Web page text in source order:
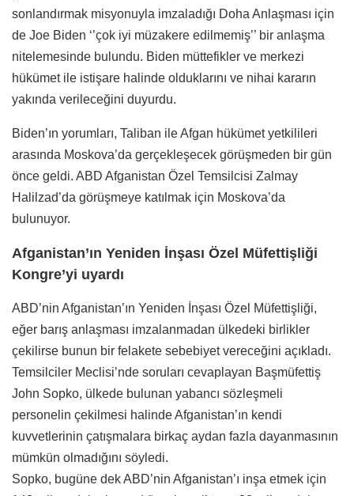
sonlandırmak misyonuyla imzaladığı Doha Anlaşması için
de Joe Biden ‘’çok iyi müzakere edilmemiş’’ bir anlaşma
nitelemesinde bulundu. Biden müttefikler ve merkezi
hükümet ile istişare halinde olduklarını ve nihai kararın
yakında verileceğini duyurdu.
Biden’ın yorumları, Taliban ile Afgan hükümet yetkilileri
arasında Moskova’da gerçekleşecek görüşmeden bir gün
önce geldi. ABD Afganistan Özel Temsilcisi Zalmay
Halilzad’da görüşmeye katılmak için Moskova’da
bulunuyor.
Afganistan’ın Yeniden İnşası Özel Müfettişliği
Kongre’yi uyardı
ABD’nin Afganistan’ın Yeniden İnşası Özel Müfettişliği,
eğer barış anlaşması imzalanmadan ülkedeki birlikler
çekilirse bunun bir felakete sebebiyet vereceğini açıkladı.
Temsilciler Meclisi’nde soruları cevaplayan Başmüfettiş
John Sopko, ülkede bulunan yabancı sözleşmeli
personelin çekilmesi halinde Afganistan’ın kendi
kuvvetlerinin çatışmalara birkaç aydan fazla dayanmasının
mümkün olmadığını söyledi.
Sopko, bugüne dek ABD’nin Afganistan’ı inşa etmek için